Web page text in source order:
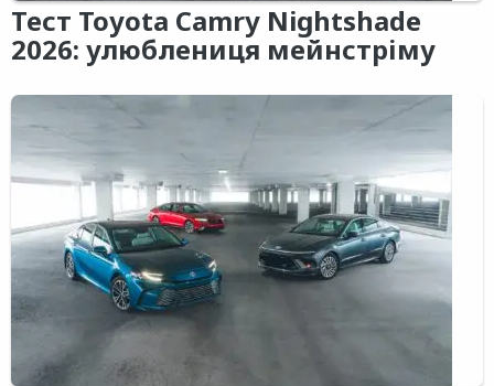
Тест Toyota Camry Nightshade
2026: улюблениця мейнстріму